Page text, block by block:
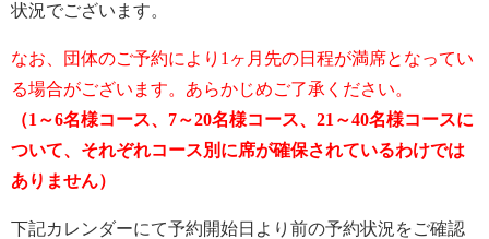
状況でございます。
なお、団体のご予約により1ヶ月先の日程が満席となってい
る場合がございます。あらかじめご了承ください。
（1～6名様コース、7～20名様コース、21～40名様コースに
ついて、それぞれコース別に席が確保されているわけでは
ありません）
下記カレンダーにて予約開始日より前の予約状況をご確認